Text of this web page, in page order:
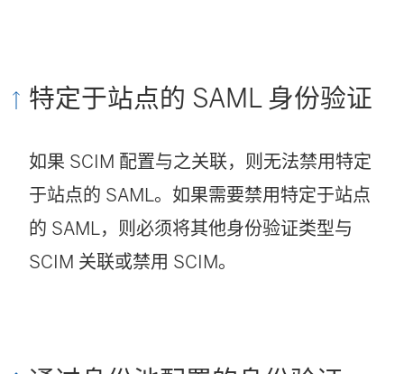
特定于站点的 SAML 身份验证
如果 SCIM 配置与之关联，则无法禁用特定
于站点的 SAML。如果需要禁用特定于站点
的 SAML，则必须将其他身份验证类型与
SCIM 关联或禁用 SCIM。